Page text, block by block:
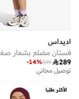
اديداس
فستان مضلع بشعار
289
335
-14%
توصيل مجاني
الأكثر طلبا